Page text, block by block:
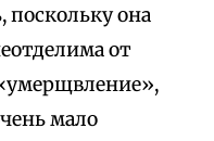
поскольку она
от
мало